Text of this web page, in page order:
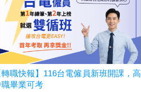
轉職快報】116台電僱員新班開課，高
職畢業可考